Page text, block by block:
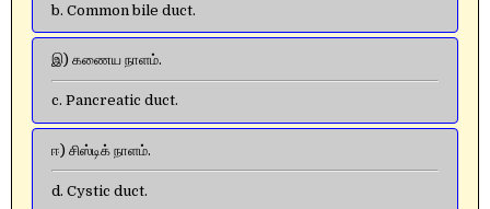
b. Common bile duct.
இ) கணைய நாளம்.
c. Pancreatic duct.
ஈ) சிஸ்டிக் நாளம்.
d. Cystic duct.